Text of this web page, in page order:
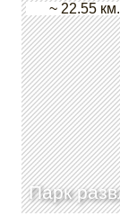
Парк
~ 22.55 км.